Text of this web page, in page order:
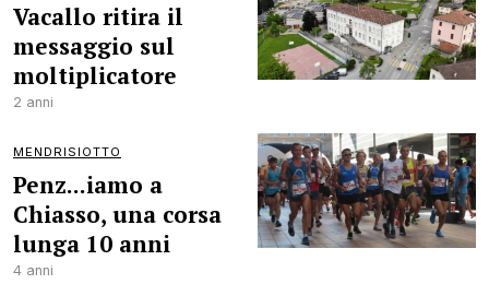
Vacallo ritira il
messaggio sul
moltiplicatore
2 anni
MENDRISIOTTO
Penz...iamo a
Chiasso, una corsa
lunga 10 anni
4 anni